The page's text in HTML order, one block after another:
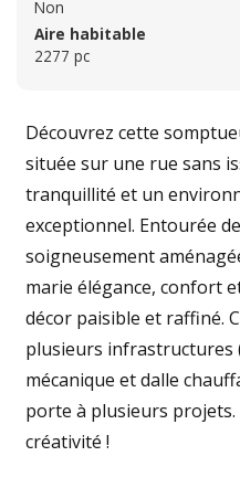
Non
Aire habitable
2277 pc
Découvrez cette
située sur une rue sans
tranquillité et un
exceptionnel. Entourée
soigneusement
marie élégance, confort
décor paisible et raffiné.
plusieurs infrastructures
mécanique et dalle
porte à plusieurs
créativité !